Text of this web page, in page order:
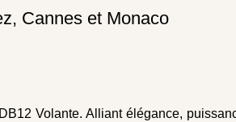
Cannes et Monaco
Volante. Alliant élégance,